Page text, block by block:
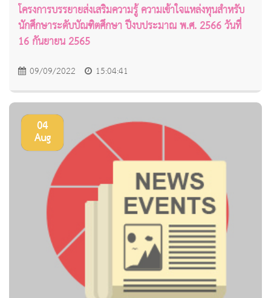
โครงการบรรยายส่งเสริมความรู้ ความเข้าใจแหล่งทุนสำหรับ
นักศึกษาระดับบัณฑิตศึกษา ปีงบประมาณ พ.ศ. 2566 วันที่
16 กันยายน 2565
09/09/2022 15:04:41
04
Aug